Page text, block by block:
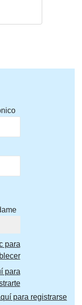
para
para
para registrarse